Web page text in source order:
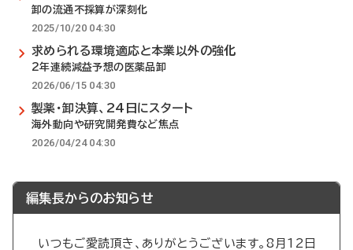
卸の流通不採算が深刻化
2025/10/20 04:30
求められる環境適応と本業以外の強化
2年連続減益予想の医薬品卸
2026/06/15 04:30
製薬・卸決算、24日にスタート
海外動向や研究開発費など焦点
2026/04/24 04:30
編集長からのお知らせ
いつもご愛読頂き、ありがとうございます。8月12日